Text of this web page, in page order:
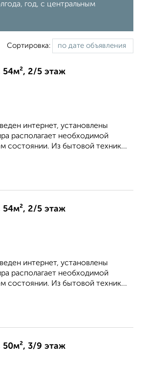
год, с центральным
Сортировка:
54м², 2/5 этаж
интернет, установлены
располагает необходимой
состоянии. Из бытовой техник...
54м², 2/5 этаж
интернет, установлены
располагает необходимой
состоянии. Из бытовой техник...
50м², 3/9 этаж